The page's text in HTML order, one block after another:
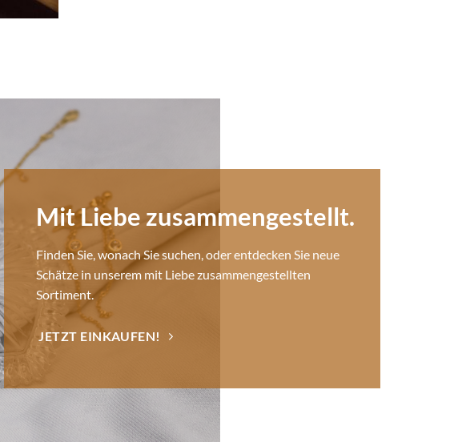
Mit Liebe zusammengestellt.
Finden Sie, wonach Sie suchen, oder entdecken Sie neue
Schätze in unserem mit Liebe zusammengestellten
Sortiment.
JETZT EINKAUFEN!